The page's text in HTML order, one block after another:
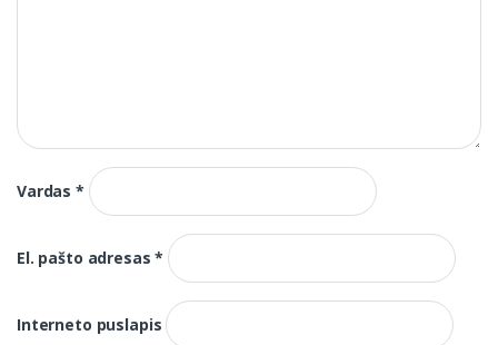
Vardas*
El. pašto adresas*
Interneto puslapis